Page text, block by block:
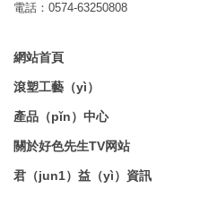
電話：0574-63250808
網站首頁
滾塑工藝（yì）
產品（pǐn）中心
關於好色先生TV网站
君（jun1）益（yì）資訊